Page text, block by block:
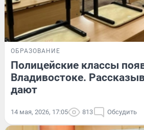
ОБРАЗОВАНИЕ
Полицейские классы
Владивостоке.
дают
14 мая, 2026, 17:05 813 Обсудить